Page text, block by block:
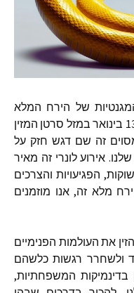
של הירח המלא
בינואר במזל סרטן המזין
זה שם דגש חזק על
. אירוע לונרי זה מאיר
, הפגיעויות והצרכים
ירח מלא זה,אנו מוזמנים
את העולמות הפנימיים
ולשחרר רגשות כלשהם
בדינמיקות המשפחתיות,